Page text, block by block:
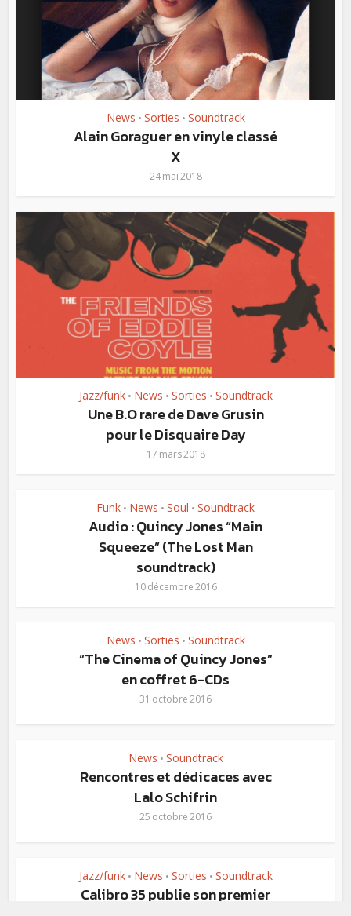
News • Sorties • Soundtrack
Alain Goraguer en vinyle classé
X
24 mai 2018
Jazz/funk • News • Sorties • Soundtrack
Une B.O rare de Dave Grusin
pour le Disquaire Day
17 mars 2018
Funk • News • Soul • Soundtrack
Audio : Quincy Jones “Main
Squeeze” (The Lost Man
soundtrack)
10 décembre 2016
News • Sorties • Soundtrack
“The Cinema of Quincy Jones”
en coffret 6-CDs
31 octobre 2016
News • Soundtrack
Rencontres et dédicaces avec
Lalo Schifrin
25 octobre 2016
Jazz/funk • News • Sorties • Soundtrack
Calibro 35 publie son premier